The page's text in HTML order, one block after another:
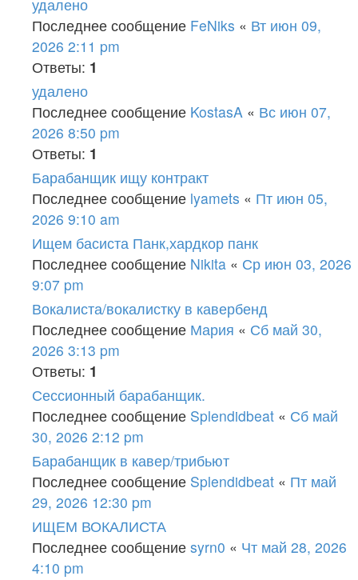
удалено
Последнее сообщение FeNiks « Вт июн 09,
2026 2:11 pm
Ответы: 1
удалено
Последнее сообщение KostasA « Вс июн 07,
2026 8:50 pm
Ответы: 1
Барабанщик ищу контракт
Последнее сообщение lyamets « Пт июн 05,
2026 9:10 am
Ищем басиста Панк,хардкор панк
Последнее сообщение Nikita « Ср июн 03, 2026
9:07 pm
Вокалиста/вокалистку в кавербенд
Последнее сообщение Мария « Сб май 30,
2026 3:13 pm
Ответы: 1
Сессионный барабанщик.
Последнее сообщение Splendidbeat « Сб май
30, 2026 2:12 pm
Барабанщик в кавер/трибьют
Последнее сообщение Splendidbeat « Пт май
29, 2026 12:30 pm
ИЩЕМ ВОКАЛИСТА
Последнее сообщение syrn0 « Чт май 28, 2026
4:10 pm